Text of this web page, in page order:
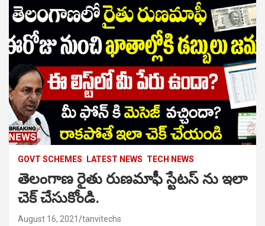
GOVT SCHEMES LATEST NEWS TECH NEWS
తెలంగాణ రైతు రుణమాఫీ స్టేటస్ ను ఇలా
చెక్ చేసుకోండి.
August 16, 2021 tanvitechs